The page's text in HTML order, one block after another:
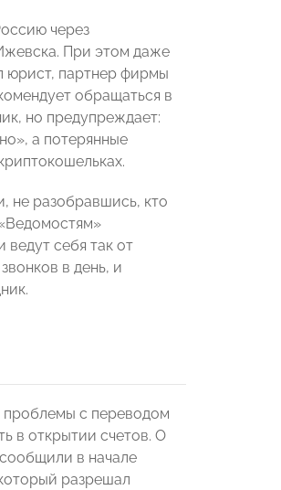
через
При этом даже
юрист, партнер фирмы
обращаться в
но предупреждает:
а потерянные
не разобравшись, кто
ведут себя так от
в день, и
проблемы с переводом
в открытии счетов. О
в начале
разрешал